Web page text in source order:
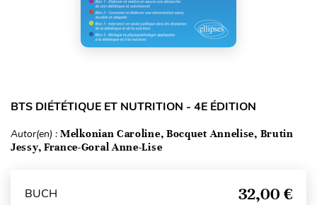
BTS DIÉTÉTIQUE ET NUTRITION - 4E ÉDITION
Autor(en) : Melkonian Caroline, Bocquet Annelise, Brutin
Jessy, France-Goral Anne-Lise
BUCH 32,00 €